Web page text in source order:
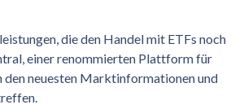
die den Handel mit ETFs noch
einer renommierten Plattform für
den neuesten Marktinformationen und